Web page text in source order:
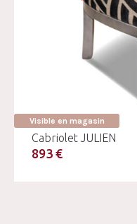
Visible en magasin
Cabriolet JULIEN
893 €